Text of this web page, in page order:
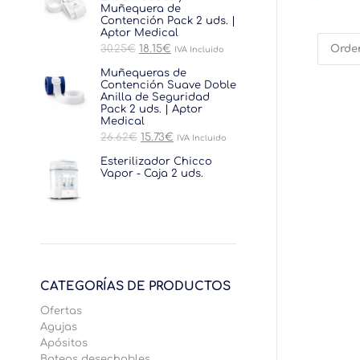
Muñequera de
Contención Pack 2 uds. |
Aptor Medical
30.25€ El
original
era:
30.25€.
18.15€ El
actual
es:
18.15€.
IVA Incluido
Muñequeras de
Contención Suave Doble
Anilla de Seguridad
Pack 2 uds. | Aptor
Medical
26.62€ El
original
era:
15.73€ El
actual
es:
IVA Incluido
Esterilizador Chicco
Vapor - Caja 2 uds.
CATEGORÍAS DE PRODUCTOS
Ofertas
Agujas
Apósitos